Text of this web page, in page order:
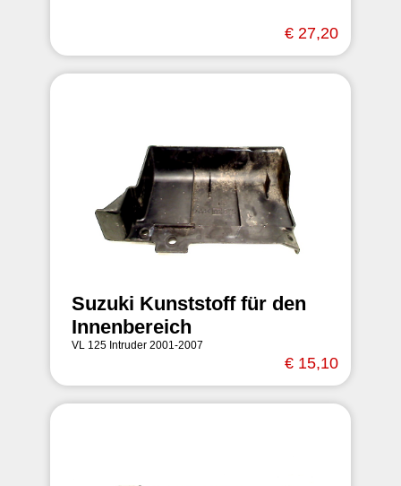
€ 27,20
Suzuki Kunststoff für den
Innenbereich
VL 125 Intruder 2001-2007
€ 15,10